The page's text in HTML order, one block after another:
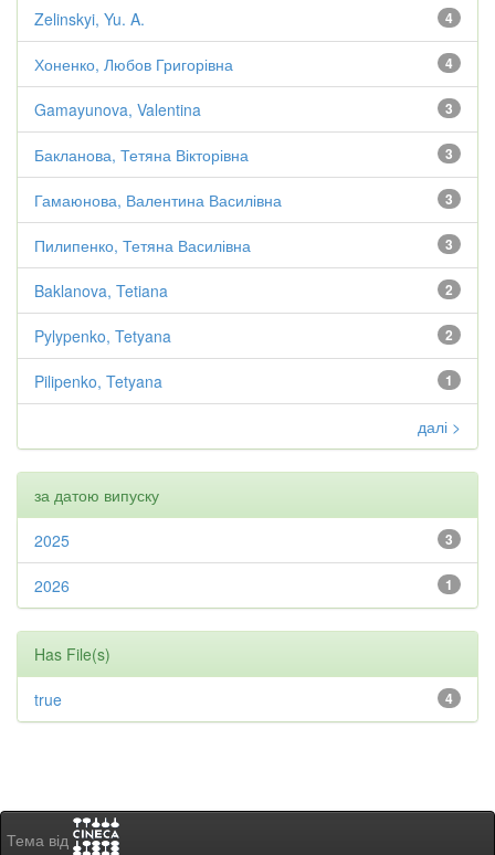
4
Zelinskyi, Yu. A.
4
Хоненко, Любов Григорівна
3
Gamayunova, Valentina
3
Бакланова, Тетяна Вікторівна
3
Гамаюнова, Валентина Василівна
3
Пилипенко, Тетяна Василівна
2
Baklanova, Tetiana
2
Pylypenko, Tetyana
1
Pilipenko, Tetyana
далі >
за датою випуску
3
2025
1
2026
Has File(s)
4
true
Тема від